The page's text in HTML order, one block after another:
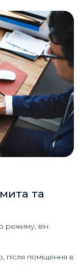
та
режиму, він
після поміщення в